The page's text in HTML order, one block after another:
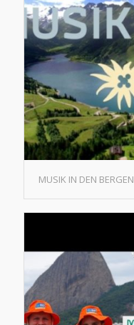
MUSIK IN DEN BERGEN